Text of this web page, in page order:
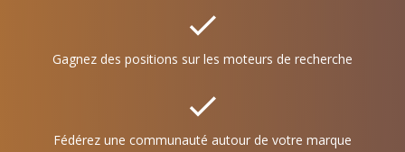
Gagnez des positions sur les moteurs de recherche
Fédérez une communauté autour de votre marque